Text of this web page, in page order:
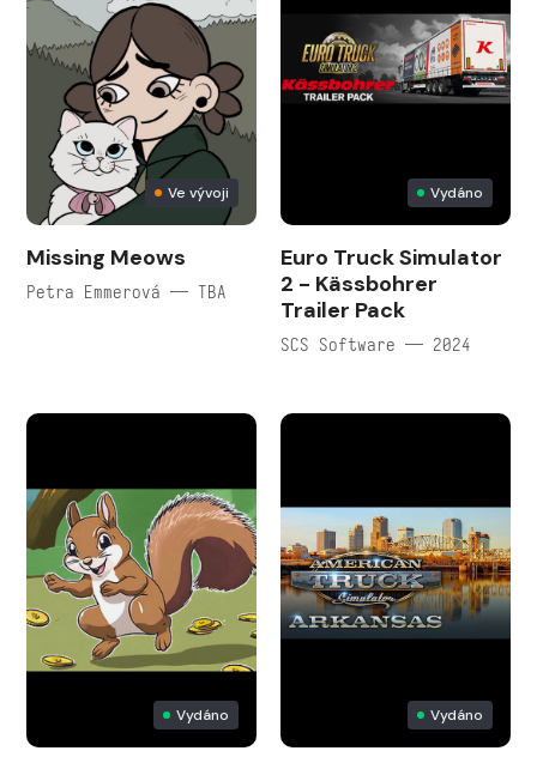
Ve vývoji
Missing Meows
Petra Emmerová — TBA
Vydáno
Euro Truck Simulator
2 - Kässbohrer
Trailer Pack
SCS Software — 2024
Vydáno Vydáno